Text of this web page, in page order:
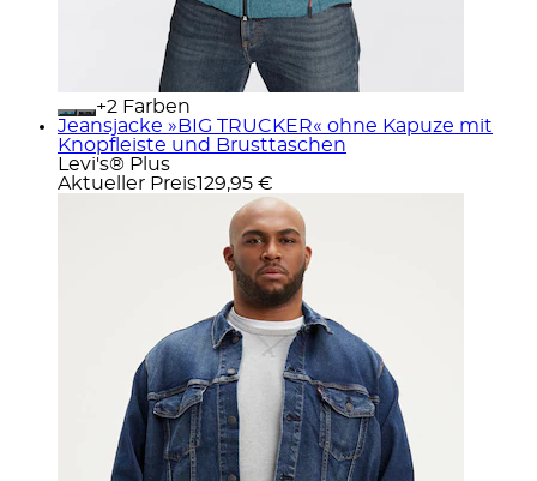
+
Farben
Jeansjacke »BIG TRUCKER« ohne Kapuze mit
Knopfleiste und Brusttaschen
Levi's® Plus
Aktueller Preis129,95 €